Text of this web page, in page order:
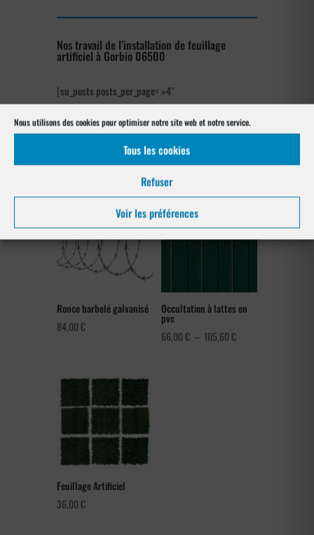
Nous utilisons des cookies pour optimiser notre site web et notre service.
Tous les cookies
Refuser
Voir les préférences
Nos travail de l’installation de feuillage
artificiel à Gorbio 06500
[su_posts posts_per_page= »4″
post_type= »project » order= »asc »
orderby= »rand »]
Nos références posés
à Gorbio 06500
Ronce barbelé galvanisé
84,00€
Occultation à lattes en
pvc
66,00€ – 105,60€Plage
Feuillage Artificiel
36,00€